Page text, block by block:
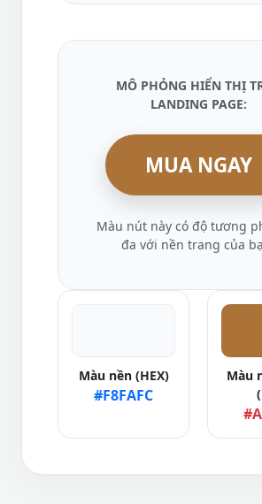
MÔ PHỎNG HIỂN THỊ
LANDING PAGE:
MUA NGAY
Màu nút này có độ tương
đa với nền trang của
Màu nền (HEX)
#F8FAFC
Màu